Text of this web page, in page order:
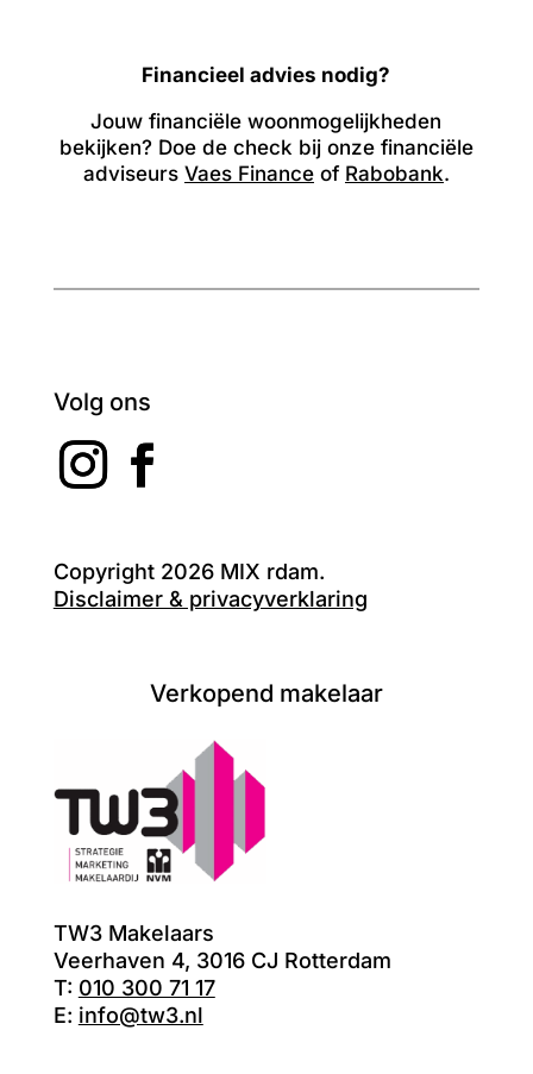
Financieel advies nodig?
Jouw financiële woonmogelijkheden
bekijken? Doe de check bij onze financiële
adviseurs Vaes Financeof Rabobank.
Volg ons
Copyright 2026 MIX rdam.
Disclaimer & privacyverklaring
Verkopend makelaar
TW3 Makelaars
Veerhaven 4, 3016 CJ Rotterdam
T: 010 300 71 17
E: info@tw3.nl